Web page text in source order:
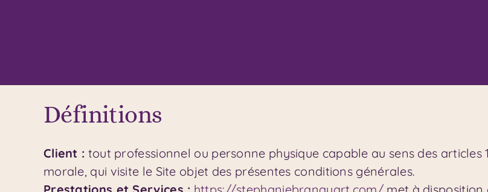
Définitions
Client : tout professionnel ou personne physique capable au sens des articles
morale, qui visite le Site objet des présentes conditions générales.